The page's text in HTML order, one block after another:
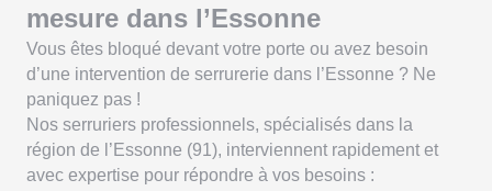
mesure dans l’Essonne
Vous êtes bloqué devant votre porte ou avez besoin
d’une intervention de serrurerie dans l’Essonne ? Ne
paniquez pas !
Nos serruriers professionnels, spécialisés dans la
région de l’Essonne (91), interviennent rapidement et
avec expertise pour répondre à vos besoins :